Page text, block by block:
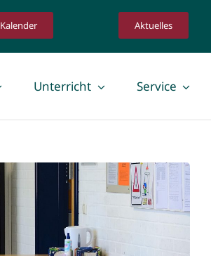
Kalender Aktuelles
Lehrkräfte
Orientierungspraktikum
Schulpraxissemester
Unterricht Service